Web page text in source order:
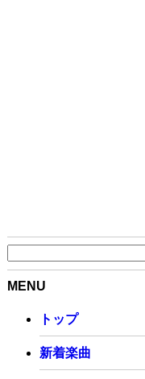
MENU
トップ
新着楽曲